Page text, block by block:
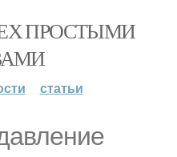
ПРОСТЫМИ
статьи